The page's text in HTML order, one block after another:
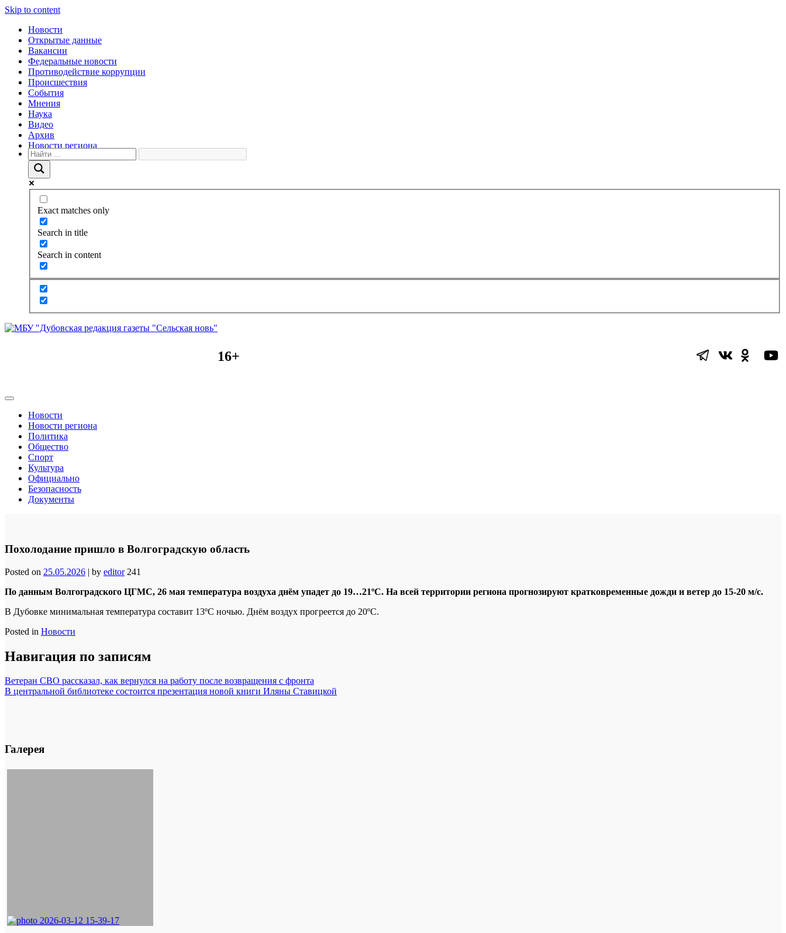
Skip to content
Новости
Открытые данные
Вакансии
Федеральные новости
Противодействие коррупции
Происшествия
События
Мнения
Наука
Видео
Архив
Новости региона
Exact matches only
Search in title
Search in content
16+
Новости
Новости региона
Политика
Общество
Спорт
Культура
Официально
Безопасность
Документы
Похолодание пришло в Волгоградскую область
Posted on 25.05.2026 | by editor 241
По данным Волгоградского ЦГМС, 26 мая температура воздуха днём упадет до 19…21ºС. На всей территории региона прогнозируют кратковременные дожди и ветер до 15-20 м/с.
В Дубовке минимальная температура составит 13ºС ночью. Днём воздух прогреется до 20ºС.
Posted in Новости
Навигация по записям
Ветеран СВО рассказал, как вернулся на работу после возвращения с фронта
В центральной библиотеке состоится презентация новой книги Иляны Ставицкой
Галерея